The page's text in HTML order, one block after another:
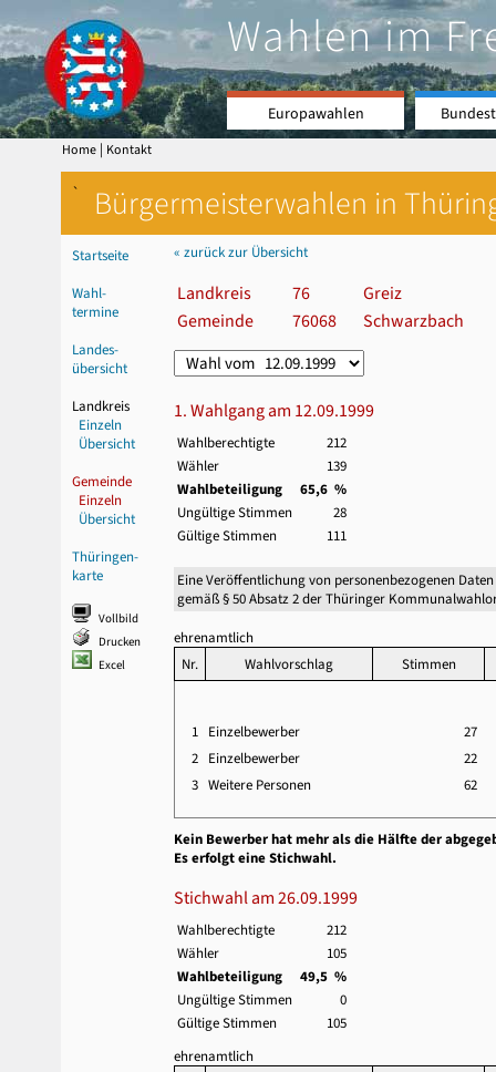
Wahlen im
Europawahlen
Home | Kontakt
` Bürgermeisterwahlen in
Startseite
Wahl-
termine
Landes-
übersicht
Landkreis
Einzeln
Übersicht
Gemeinde
Einzeln
Übersicht
Thüringen-
karte
Vollbild
Drucken
Excel
« zurück zur Übersicht
Landkreis 76
Greiz
Gemeinde
76068 Schwarzbach
1. Wahlgang am 12.09.1999
Wahlberechtigte
212
Wähler
139
Wahlbeteiligung
65,6 %
Ungültige Stimmen
28
Gültige Stimmen
111
Eine Veröffentlichung von personenbezogenen
gemäß § 50 Absatz 2 der Thüringer
ehrenamtlich
Nr.
Wahlvorschlag Stimmen
1 Einzelbewerber
27
2 Einzelbewerber
22
3 Weitere Personen 62
Kein Bewerber hat mehr als die Hälfte der
Es erfolgt eine Stichwahl.
Stichwahl am 26.09.1999
Wahlberechtigte
212
Wähler
105
Wahlbeteiligung
49,5 %
Ungültige Stimmen
0
Gültige Stimmen
105
ehrenamtlich